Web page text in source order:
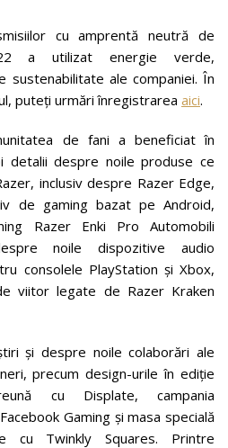
cu amprentă neutră de
a utilizat energie verde,
sustenabilitate ale companiei. În
puteți urmări înregistrarea aici.
de fani a beneficiat în
detalii despre noile produse ce
inclusiv despre Razer Edge,
de gaming bazat pe Android,
Razer Enki Pro Automobili
noile dispozitive audio
consolele PlayStation și Xbox,
viitor legate de Razer Kraken
și despre noile colaborări ale
precum design-urile în ediție
cu Displate, campania
Gaming și masa specială
cu Twinkly Squares. Printre